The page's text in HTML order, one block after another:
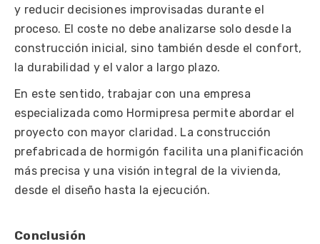
y reducir decisiones improvisadas durante el
proceso. El coste no debe analizarse solo desde la
construcción inicial, sino también desde el confort,
la durabilidad y el valor a largo plazo.
En este sentido, trabajar con una empresa
especializada como Hormipresa permite abordar el
proyecto con mayor claridad. La construcción
prefabricada de hormigón facilita una planificación
más precisa y una visión integral de la vivienda,
desde el diseño hasta la ejecución.
Conclusión